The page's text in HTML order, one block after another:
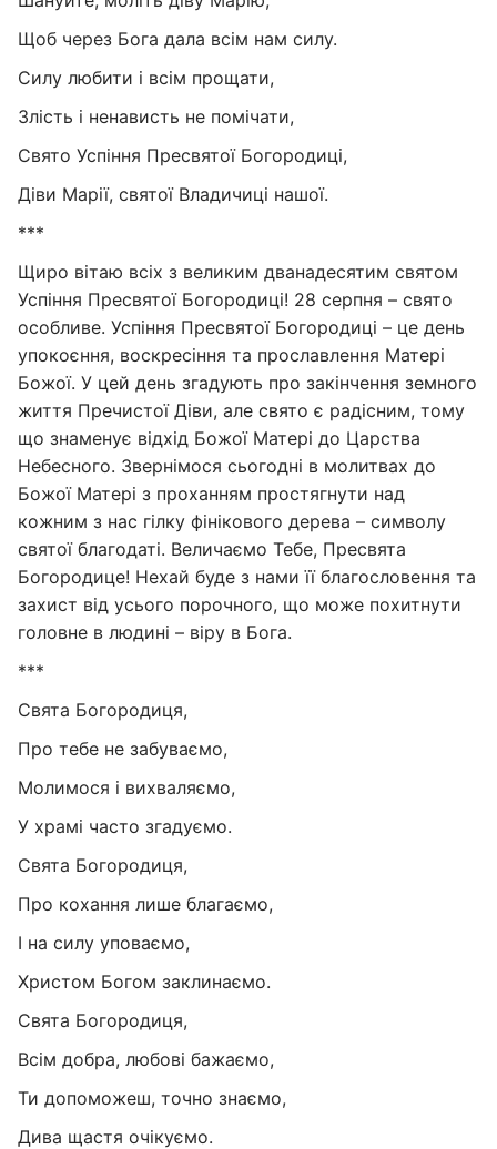
Щоб через Бога дала всім нам силу.
Силу любити і всім прощати,
Злість і ненависть не помічати,
Свято Успіння Пресвятої Богородиці,
Діви Марії, святої Владичиці нашої.
***
Щиро вітаю всіх з великим дванадесятим святом
Успіння Пресвятої Богородиці! 28 серпня – свято
особливе. Успіння Пресвятої Богородиці – це день
упокоєння, воскресіння та прославлення Матері
Божої. У цей день згадують про закінчення земного
життя Пречистої Діви, але свято є радісним, тому
що знаменує відхід Божої Матері до Царства
Небесного. Звернімося сьогодні в молитвах до
Божої Матері з проханням простягнути над
кожним з нас гілку фінікового дерева – символу
святої благодаті. Величаємо Тебе, Пресвята
Богородице! Нехай буде з нами її благословення та
захист від усього порочного, що може похитнути
головне в людині – віру в Бога.
***
Свята Богородиця,
Про тебе не забуваємо,
Молимося і вихваляємо,
У храмі часто згадуємо.
Свята Богородиця,
Про кохання лише благаємо,
І на силу уповаємо,
Христом Богом заклинаємо.
Свята Богородиця,
Всім добра, любові бажаємо,
Ти допоможеш, точно знаємо,
Дива щастя очікуємо.